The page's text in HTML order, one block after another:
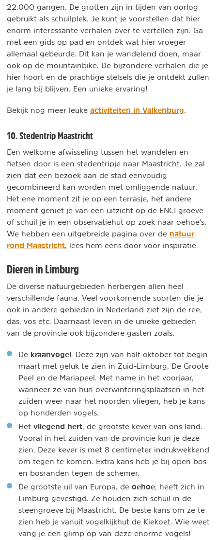
22.000 gangen. De grotten zijn in tijden van oorlog
gebruikt als schuilplek. Je kunt je voorstellen dat hier
enorm interessante verhalen over te vertellen zijn. Ga
met een gids op pad en ontdek wat hier vroeger
allemaal gebeurde. Dit kan je wandelend doen, maar
ook op de mountainbike. De bijzondere verhalen die je
hier hoort en de prachtige stelsels die je ontdekt zullen
je lang bij blijven. Een unieke ervaring!
Bekijk nog meer leuke activiteiten in Valkenburg
10. Stedentrip Maastricht
Een welkome afwisseling tussen het wandelen en
fietsen door is een stedentripje naar Maastricht. Je zal
zien dat een bezoek aan de stad eenvoudig
gecombineerd kan worden met omliggende natuur.
Het ene moment zit je op een terrasje, het andere
moment geniet je van een uitzicht op de ENCI groeve
of schuil je in een observatiehut op zoek naar oehoe's.
We hebben een uitgebreide pagina over de natuur
rond Maastricht , lees hem eens door voor inspiratie.
Dieren in Limburg
De diverse natuurgebieden herbergen allen heel
verschillende fauna. Veel voorkomende soorten die je
ook in andere gebieden in Nederland ziet zijn de ree,
das, vos etc. Daarnaast leven in de unieke gebieden
van de provincie ook bijzondere gasten zoals:
De kraanvogel . Deze zijn van half oktober tot begin
maart met geluk te zien in Zuid-Limburg, De Groote
Peel en de Mariapeel. Met name in het voorjaar,
wanneer ze van hun overwinteringsplaatsen in het
zuiden weer naar het noorden vliegen, heb je kans
op honderden vogels.
Het vliegend hert , de grootste kever van ons land.
Vooral in het zuiden van de provincie kun je deze
zien. Deze kever is met 8 centimeter indrukwekkend
om tegen te komen. Extra kans heb je bij open bos
en bosranden tegen de schemer.
De grootste uil van Europa, de oehoe , heeft zich in
Limburg gevestigd. Ze houden zich schuil in de
steengroeve bij Maastricht. De beste kans om ze te
zien heb je vanuit vogelkijkhut de Kiekoet. Wie weet
vang je een glimp op van deze enorme vogels!